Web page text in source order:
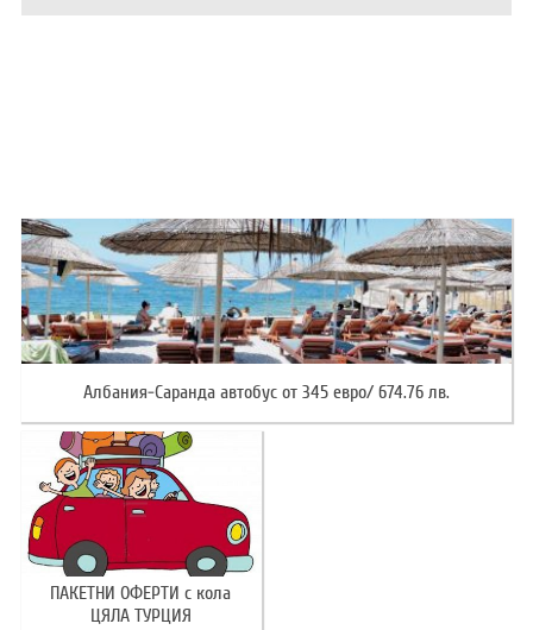
ЗА НАС
КОНТАКТИ
ОБЩИ УСЛОВИЯ ПАКЕТНИ
ПЪТУВАНИЯ
ПОЛИТИКА ЗА ПОВЕРИТЕЛНОСТ
Албания-Саранда автобус от 345 евро/ 674.76 лв.
ПАКЕТНИ ОФЕРТИ с кола
ЦЯЛА ТУРЦИЯ